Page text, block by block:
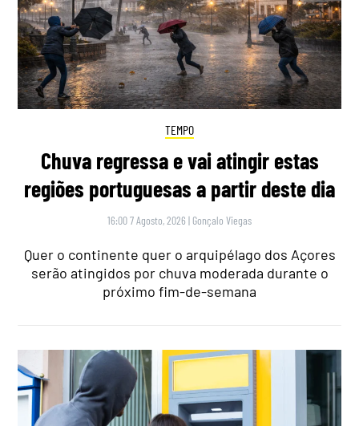
TEMPO
Chuva regressa e vai atingir estas
regiões portuguesas a partir deste dia
16:00 7 Agosto, 2026 | Gonçalo Viegas
Quer o continente quer o arquipélago dos Açores
serão atingidos por chuva moderada durante o
próximo fim-de-semana